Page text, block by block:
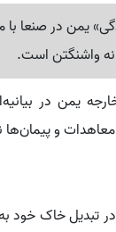
یمن در صنعا با
واشنگتن است.
یمن در
و
تبدیل خاک خود